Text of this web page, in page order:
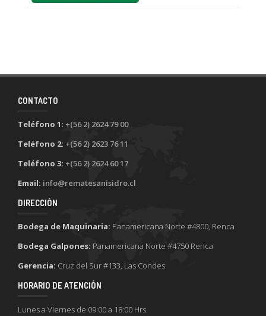
CONTACTO
Teléfono 1: +(56 2) 2624 79 00
Teléfono 2: +(56 2) 2623 76 11
Teléfono 3: +(56 2) 2624 60 17
Email: info@rematesanisidro.cl
DIRECCIÓN
Bodega de Maquinaria: Panamericana Norte #4800, Renca
Bodega Galpones: Panamericana Norte #4750 Renca
Gerencia: Cruz del Sur #133, Las Condes
HORARIO DE ATENCIÓN
Lunes a Viernes de 09:00 a 18:00 Hrs.